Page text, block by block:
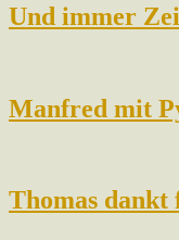
Und immer
Manfred mit
Thomas dankt